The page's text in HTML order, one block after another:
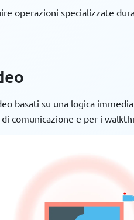
operazioni specializzate
basati su una logica
comunicazione e per i